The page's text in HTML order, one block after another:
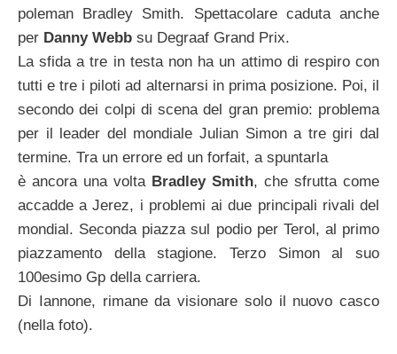
poleman Bradley Smith. Spettacolare caduta anche
per Danny Webb su Degraaf Grand Prix.
La sfida a tre in testa non ha un attimo di respiro con
tutti e tre i piloti ad alternarsi in prima posizione. Poi, il
secondo dei colpi di scena del gran premio: problema
per il leader del mondiale Julian Simon a tre giri dal
termine. Tra un errore ed un forfait, a spuntarla
è ancora una volta Bradley Smith, che sfrutta come
accadde a Jerez, i problemi ai due principali rivali del
mondial. Seconda piazza sul podio per Terol, al primo
piazzamento della stagione. Terzo Simon al suo
100esimo Gp della carriera.
Di Iannone, rimane da visionare solo il nuovo casco
(nella foto).